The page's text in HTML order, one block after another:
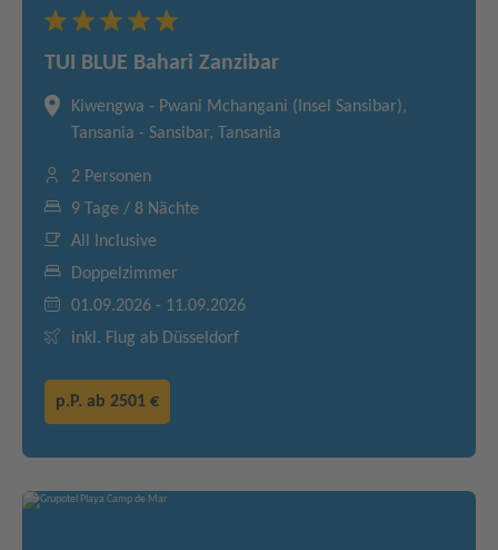
TUI BLUE Bahari Zanzibar
Kiwengwa - Pwani Mchangani (Insel Sansibar),
Tansania - Sansibar, Tansania
2 Personen
9 Tage / 8 Nächte
All Inclusive
Doppelzimmer
01.09.2026 - 11.09.2026
inkl. Flug ab Düsseldorf
p.P. ab 2501 €